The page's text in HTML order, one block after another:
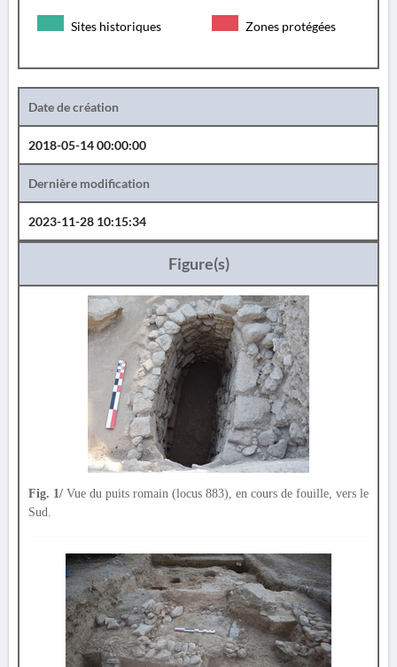
Sites historiques Zones protégées
Date de création
2018-05-14 00:00:00
Dernière modification
2023-11-28 10:15:34
Figure(s)
Fig. 1/ Vue du puits romain (locus 883), en cours de fouille, vers le
Sud.